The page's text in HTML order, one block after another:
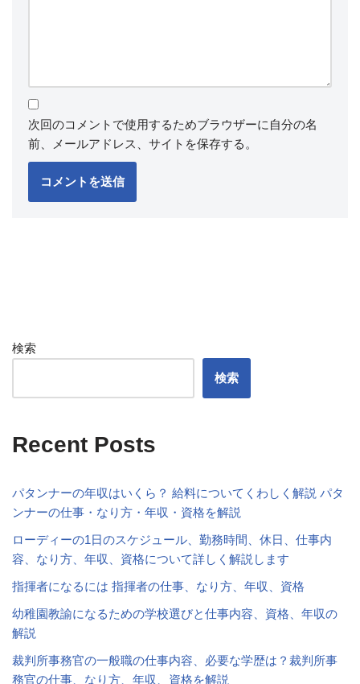
次回のコメントで使用するためブラウザーに自分の名
前、メールアドレス、サイトを保存する。
検索
検索
Recent Posts
パタンナーの年収はいくら？ 給料についてくわしく解説 パタ
ンナーの仕事・なり方・年収・資格を解説
ローディーの1日のスケジュール、勤務時間、休日、仕事内
容、なり方、年収、資格について詳しく解説します
指揮者になるには 指揮者の仕事、なり方、年収、資格
幼稚園教諭になるための学校選びと仕事内容、資格、年収の
解説
裁判所事務官の一般職の仕事内容、必要な学歴は？裁判所事
務官の仕事、なり方、年収、資格を解説